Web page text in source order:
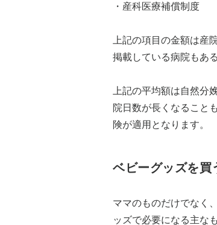
・産科医療補
上記の項目の金額は産
掲載している病院もあ
上記の平均額は自然分
院日数が長くなること
険が適用となります。
ベビーグッズを買
ママのものだけでなく
ッズで必要になる主な